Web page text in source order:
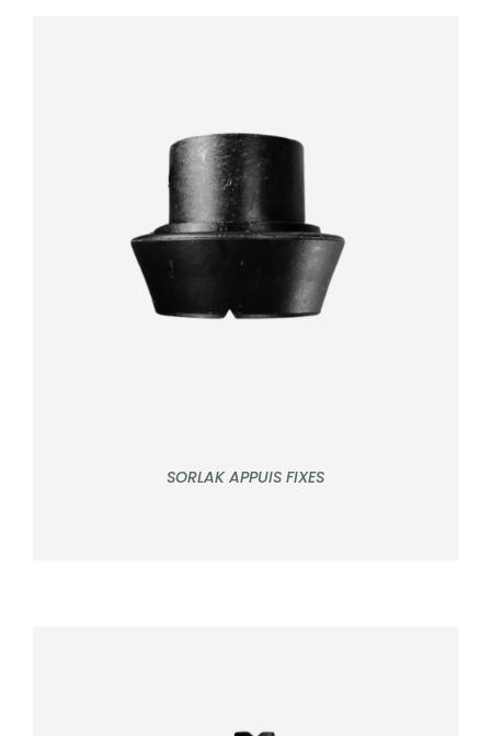
DÉTAILS
SORLAK APPUIS FIXES